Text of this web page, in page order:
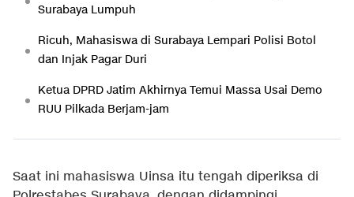
Surabaya Lumpuh
Ricuh, Mahasiswa di Surabaya Lempari Polisi Botol
dan Injak Pagar Duri
Ketua DPRD Jatim Akhirnya Temui Massa Usai Demo
RUU Pilkada Berjam-jam
Saat ini mahasiswa Uinsa itu tengah diperiksa di